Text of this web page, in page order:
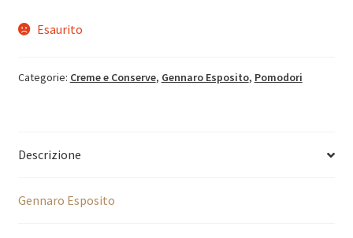
Esaurito
Categorie: Creme e Conserve, Gennaro Esposito, Pomodori
Descrizione
Gennaro Esposito